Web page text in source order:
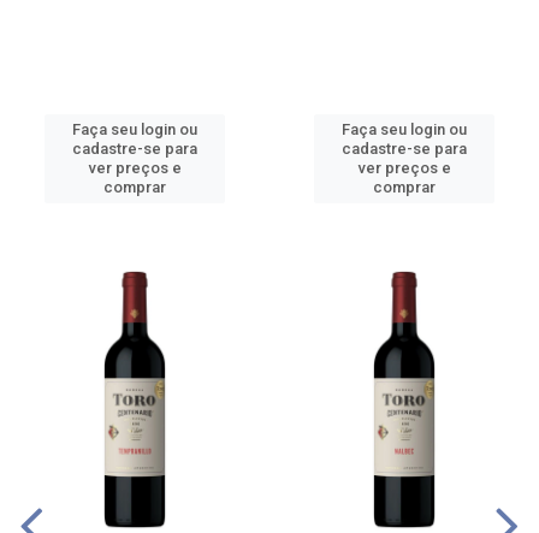
Faça seu login ou
cadastre-se para
ver preços e
comprar
Faça seu login ou
cadastre-se para
ver preços e
comprar